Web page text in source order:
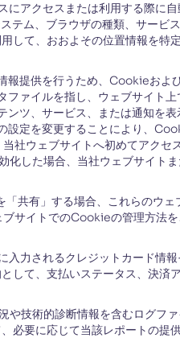
アクセスまたは利用する際に
テム、ブラウザの種類、サービ
して、おおよその位置情報を特
報提供を行うため、Cookieおよ
ァイルを指し、ウェブサイト上
ツ、サービス、または通知を表
設定を変更することにより、
社ウェブサイトへ初めてアクセ
した場合、当社ウェブサイト
共有」する場合、これらのウェ
サイトでのCookieの管理方法
力されるクレジットカード情
して、支払いステータス、決済
や技術的診断情報を含むログフ
必要に応じて当該レポートの提